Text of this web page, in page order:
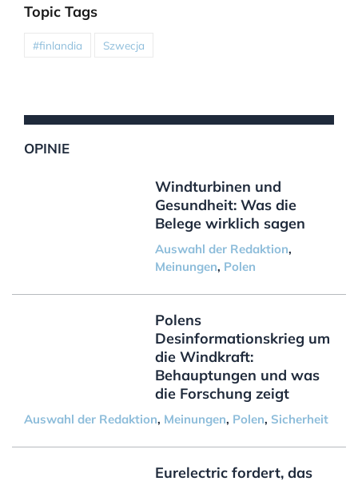
Topic Tags
#finlandia Szwecja
OPINIE
Windturbinen und
Gesundheit: Was die
Belege wirklich sagen
Auswahl der Redaktion,
Meinungen, Polen
Polens
Desinformationskrieg um
die Windkraft:
Behauptungen und was
die Forschung zeigt
Auswahl der Redaktion, Meinungen, Polen, Sicherheit
Eurelectric fordert, das